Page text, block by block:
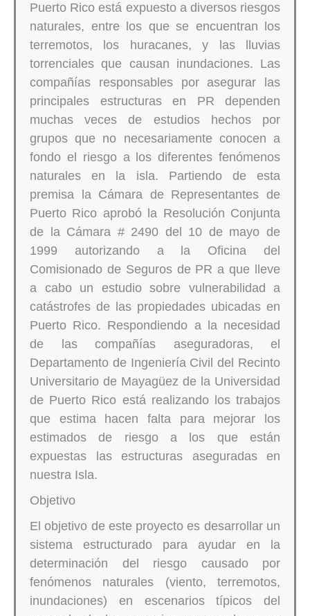
Puerto Rico está expuesto a diversos riesgos
naturales, entre los que se encuentran los
terremotos, los huracanes, y las lluvias
torrenciales que causan inundaciones. Las
compañías responsables por asegurar las
principales estructuras en PR dependen
muchas veces de estudios hechos por
grupos que no necesariamente conocen a
fondo el riesgo a los diferentes fenómenos
naturales en la isla. Partiendo de esta
premisa la Cámara de Representantes de
Puerto Rico aprobó la Resolución Conjunta
de la Cámara # 2490 del 10 de mayo de
1999 autorizando a la Oficina del
Comisionado de Seguros de PR a que lleve
a cabo un estudio sobre vulnerabilidad a
catástrofes de las propiedades ubicadas en
Puerto Rico. Respondiendo a la necesidad
de las compañías aseguradoras, el
Departamento de Ingeniería Civil del Recinto
Universitario de Mayagüez de la Universidad
de Puerto Rico está realizando los trabajos
que estima hacen falta para mejorar los
estimados de riesgo a los que están
expuestas las estructuras aseguradas en
nuestra Isla.
Objetivo
El objetivo de este proyecto es desarrollar un
sistema estructurado para ayudar en la
determinación del riesgo causado por
fenómenos naturales (viento, terremotos,
inundaciones) en escenarios típicos del